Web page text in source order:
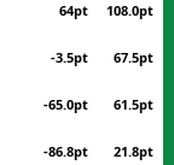
64pt 108.0pt
-3.5pt 67.5pt
-65.0pt 61.5pt
-86.8pt 21.8pt